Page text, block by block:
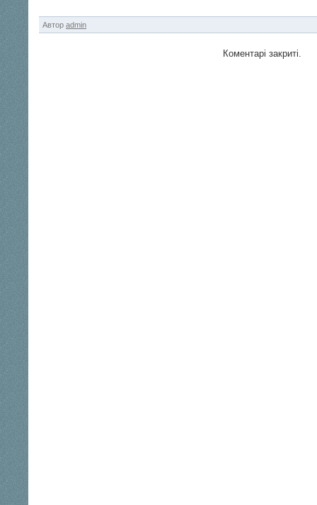
Автор admin
Коментарі закриті.